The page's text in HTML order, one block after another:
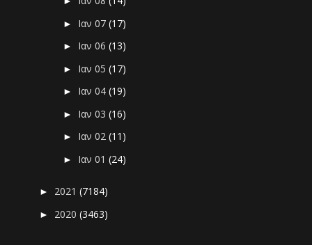
► Ιαν 07(17)
► Ιαν 06(13)
► Ιαν 05(17)
► Ιαν 04(19)
► Ιαν 03(16)
► Ιαν 02(11)
► Ιαν 01(24)
► 2021(7184)
► 2020(3463)